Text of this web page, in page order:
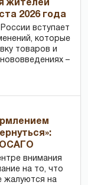
жителей
2026 года
вступает
которые
товаров и
–
ОСАГО
внимания
на то, что
жалуются на